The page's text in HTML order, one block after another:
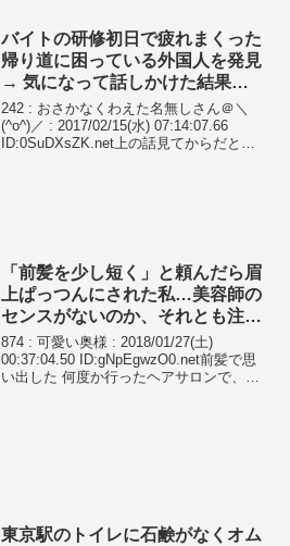
バイトの研修初日で疲れまくった
帰り道に困っている外国人を発見
→ 気になって話しかけた結果ｗ
ｗｗｗｗ
242 : おさかなくわえた名無しさん＠＼
(^o^)／ : 2017/02/15(水) 07:14:07.66
ID:0SuDXsZK.net上の話見てからだと弱
「前髪を少し短く」と頼んだら眉
上ぱっつんにされた私…美容師の
センスがないのか、それとも注文
が悪いのか…？
874 : 可愛い奥様 : 2018/01/27(土)
00:37:04.50 ID:gNpEgwzO0.net前髪で思
い出した 何度か行ったヘアサロンで、前
東京駅のトイレに石鹸がなくオム